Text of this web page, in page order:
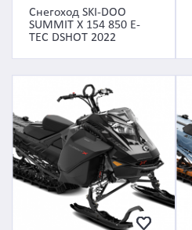
Снегоход SKI-DOO
SUMMIT X 154 850 E-
TEC DSHOT 2022